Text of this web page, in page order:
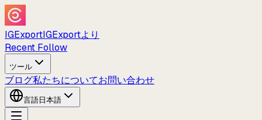
IGExportIGExportより
Recent Follow
ツール
ブログ私たちについてお問い合わせ
言語 日本語